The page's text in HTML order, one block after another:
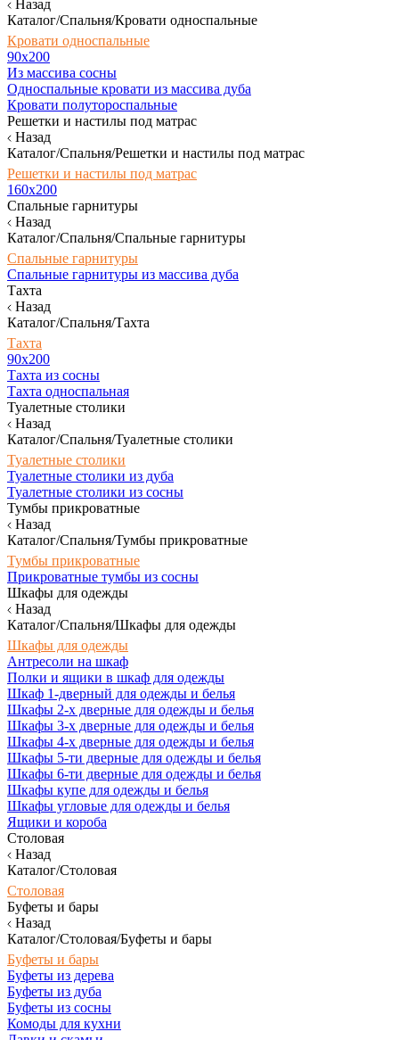
Назад
Каталог/Спальня/Кровати односпальные
Кровати односпальные
90х200
Из массива сосны
Односпальные кровати из массива дуба
Кровати полутороспальные
Решетки и настилы под матрас
Назад
Каталог/Спальня/Решетки и настилы под матрас
Решетки и настилы под матрас
160х200
Спальные гарнитуры
Назад
Каталог/Спальня/Спальные гарнитуры
Спальные гарнитуры
Спальные гарнитуры из массива дуба
Тахта
Назад
Каталог/Спальня/Тахта
Тахта
90х200
Тахта из сосны
Тахта односпальная
Туалетные столики
Назад
Каталог/Спальня/Туалетные столики
Туалетные столики
Туалетные столики из дуба
Туалетные столики из сосны
Тумбы прикроватные
Назад
Каталог/Спальня/Тумбы прикроватные
Тумбы прикроватные
Прикроватные тумбы из сосны
Шкафы для одежды
Назад
Каталог/Спальня/Шкафы для одежды
Шкафы для одежды
Антресоли на шкаф
Полки и ящики в шкаф для одежды
Шкаф 1-дверный для одежды и белья
Шкафы 2-х дверные для одежды и белья
Шкафы 3-х дверные для одежды и белья
Шкафы 4-х дверные для одежды и белья
Шкафы 5-ти дверные для одежды и белья
Шкафы 6-ти дверные для одежды и белья
Шкафы купе для одежды и белья
Шкафы угловые для одежды и белья
Ящики и короба
Столовая
Назад
Каталог/Столовая
Столовая
Буфеты и бары
Назад
Каталог/Столовая/Буфеты и бары
Буфеты и бары
Буфеты из дерева
Буфеты из дуба
Буфеты из сосны
Комоды для кухни